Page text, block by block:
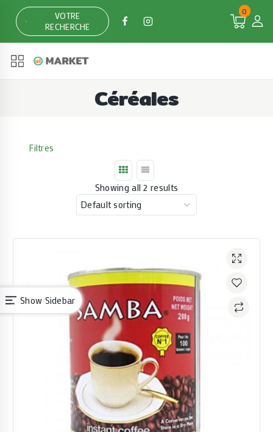
content
VOTRE
RECHERCHE
0
Show Sidebar
Céréales
Filtres
Showing all 2 results